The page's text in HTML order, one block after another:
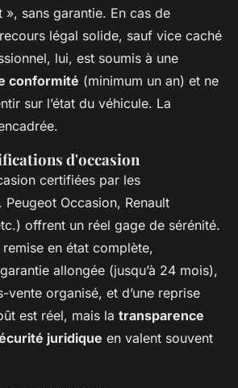
», sans garantie. En cas de
légal solide, sauf vice caché
lui, est soumis à une
conformité (minimum un an) et ne
sur l’état du véhicule. La
d'occasion
certifiées par les
Occasion, Renault
offrent un réel gage de sérénité.
en état complète,
allongée (jusqu’à 24 mois),
vente organisé, et d’une reprise
est réel, mais la transparence
juridique en valent souvent